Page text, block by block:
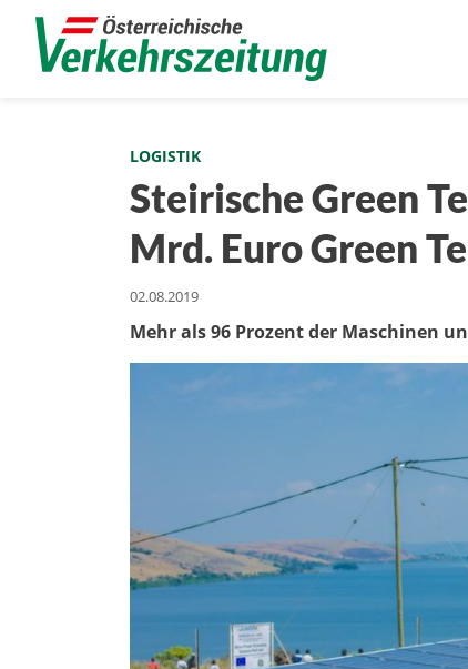
LOGISTIK
Steirische Green
Mrd. Euro Green
02.08.2019
Mehr als 96 Prozent der Maschinen